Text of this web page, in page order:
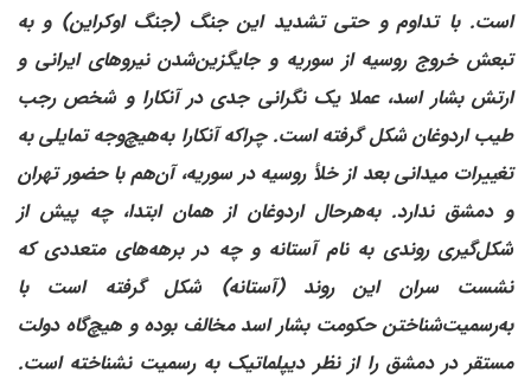
است. با تداوم و حتی تشدید این جنگ (جنگ اوکراین) و به
تبعش خروج روسیه از سوریه و جایگزین‌شدن نیروهای ایرانی و
ارتش بشار اسد، عملا یک نگرانی جدی در آنکارا و شخص رجب
طیب اردوغان شکل گرفته است. چراکه آنکارا به‌هیچ‌وجه تمایلی به
تغییرات میدانی بعد از خلأ روسیه در سوریه، آن‌هم با حضور تهران
و دمشق ندارد. به‌هرحال اردوغان از همان ابتدا، چه پیش از
شکل‌گیری روندی به نام آستانه و چه در برهه‌های متعددی که
نشست سران این روند (آستانه) شکل گرفته است با
به‌رسمیت‌شناختن حکومت بشار اسد مخالف بوده و هیچ‌گاه دولت
مستقر در دمشق را از نظر دیپلماتیک به رسمیت نشناخته است.